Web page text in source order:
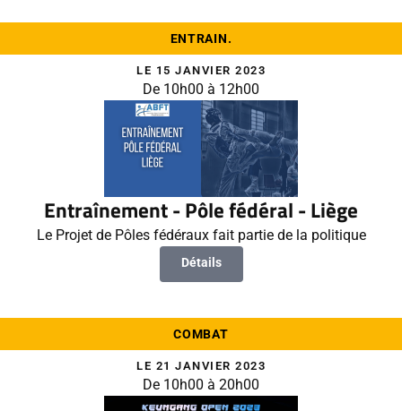
ENTRAIN.
LE 15 JANVIER 2023
De 10h00 à 12h00
Entraînement - Pôle fédéral - Liège
Le Projet de Pôles fédéraux fait partie de la politique
Détails
COMBAT
LE 21 JANVIER 2023
De 10h00 à 20h00